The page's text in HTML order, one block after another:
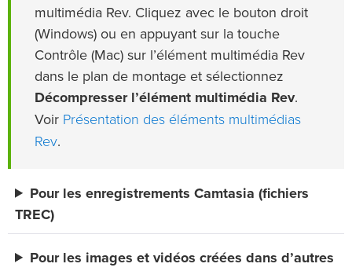
multimédia Rev. Cliquez avec le bouton droit
(Windows) ou en appuyant sur la touche
Contrôle (Mac) sur l’élément multimédia Rev
dans le plan de montage et sélectionnez
Décompresser l’élément multimédia Rev.
Voir Présentation des éléments multimédias
Rev.
Pour les enregistrements Camtasia (fichiers
TREC)
Pour les images et vidéos créées dans d’autres